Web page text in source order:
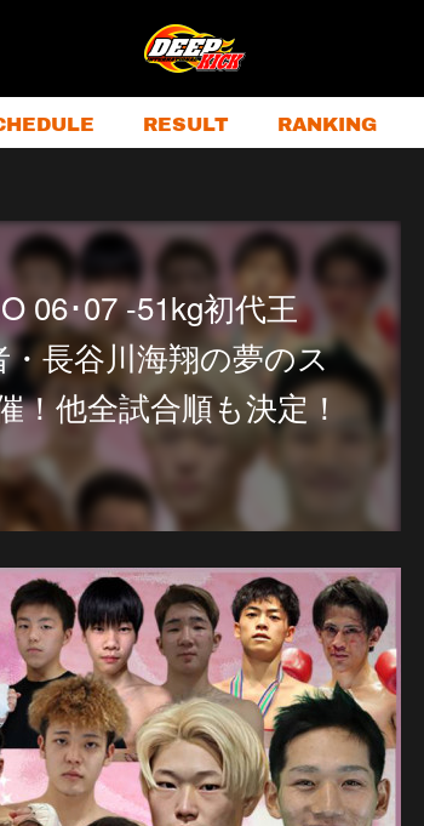
RESULT RANKING
06･07 -51kg初代王
長谷川海翔の夢のス
他全試合順も決定！